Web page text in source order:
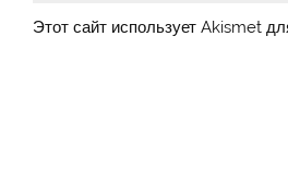
Этот сайт использует Akismet